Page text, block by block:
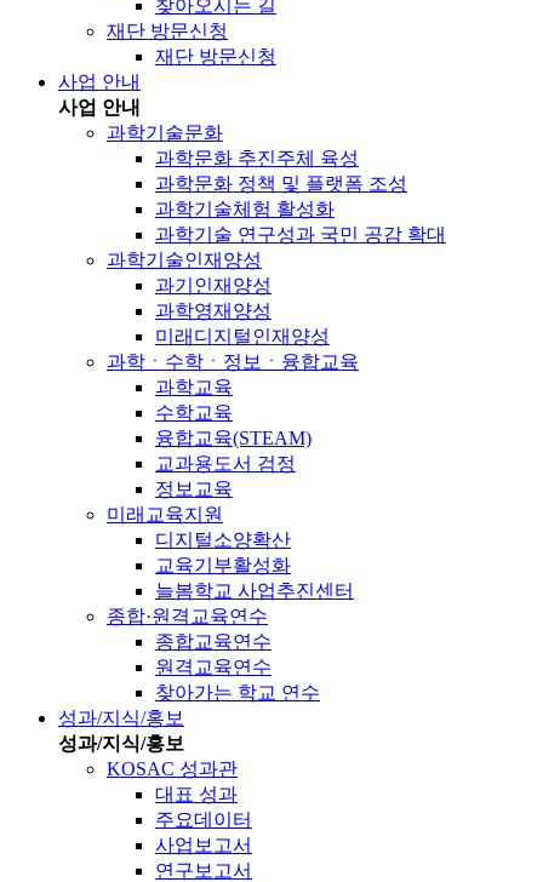
찾아오시는 길
재단 방문신청
재단 방문신청
사업 안내
사업 안내
과학기술문화
과학문화 추진주체 육성
과학문화 정책 및 플랫폼 조성
과학기술체험 활성화
과학기술 연구성과 국민 공감 확대
과학기술인재양성
과기인재양성
과학영재양성
미래디지털인재양성
과학ㆍ수학ㆍ정보ㆍ융합교육
과학교육
수학교육
융합교육(STEAM)
교과용도서 검정
정보교육
미래교육지원
디지털소양확산
교육기부활성화
늘봄학교 사업추진센터
종합·원격교육연수
종합교육연수
원격교육연수
찾아가는 학교 연수
성과/지식/홍보
성과/지식/홍보
KOSAC 성과관
대표 성과
주요데이터
사업보고서
연구보고서